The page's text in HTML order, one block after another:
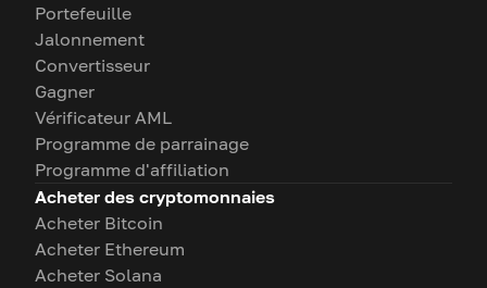
Portefeuille
Jalonnement
Convertisseur
Gagner
Vérificateur AML
Programme de parrainage
Programme d'affiliation
Acheter des cryptomonnaies
Acheter Bitcoin
Acheter Ethereum
Acheter Solana